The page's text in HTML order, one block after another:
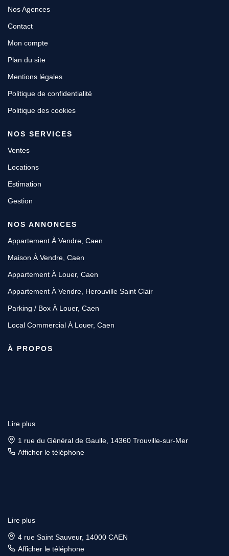
Nos Agences
Contact
Mon compte
Plan du site
Mentions légales
Politique de confidentialité
Politique des cookies
NOS SERVICES
Ventes
Locations
Estimation
Gestion
NOS ANNONCES
Appartement À Vendre, Caen
Maison À Vendre, Caen
Appartement À Louer, Caen
Appartement À Vendre, Herouville Saint Clair
Parking / Box À Louer, Caen
Local Commercial À Louer, Caen
À PROPOS
Lire plus
1 rue du Général de Gaulle, 14360 Trouville-sur-Mer
Afficher le téléphone
Lire plus
4 rue Saint Sauveur, 14000 CAEN
Afficher le téléphone